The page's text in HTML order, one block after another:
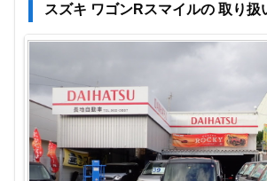
スズキ ワゴンRスマイルの 取り扱